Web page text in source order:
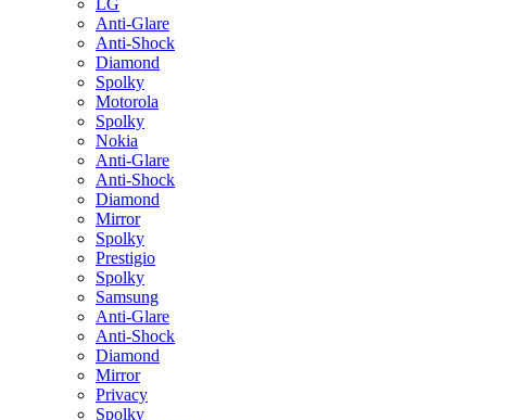
LG
Anti-Glare
Anti-Shock
Diamond
Spolky
Motorola
Spolky
Nokia
Anti-Glare
Anti-Shock
Diamond
Mirror
Spolky
Prestigio
Spolky
Samsung
Anti-Glare
Anti-Shock
Diamond
Mirror
Privacy
Spolky